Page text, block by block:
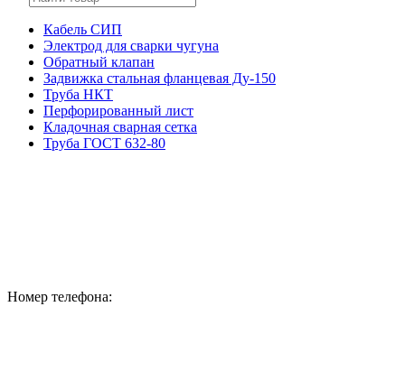
Кабель СИП
Электрод для сварки чугуна
Обратный клапан
Задвижка стальная фланцевая Ду-150
Труба НКТ
Перфорированный лист
Кладочная сварная сетка
Труба ГОСТ 632-80
Номер телефона: